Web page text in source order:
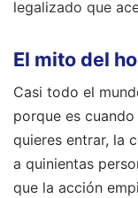
legalizado que
El mito del
Casi todo el
porque es
quieres entrar, la
a quinientas
que la acción